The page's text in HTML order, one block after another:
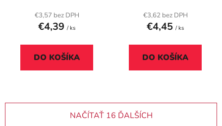
€3,57 bez DPH
€4,39 / ks
DO KOŠÍKA
€3,62 bez DPH
€4,45 / ks
DO KOŠÍKA
NAČÍTAŤ 16 ĎALŠÍCH